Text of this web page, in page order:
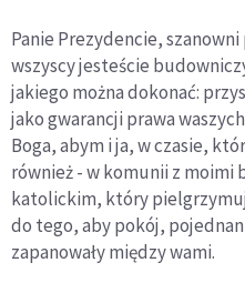
Panie Prezydencie,
wszyscy jesteście
jakiego można dokonać:
jako gwarancji prawa
Boga, abym i ja, w czasie,
również - w komunii z moimi
katolickim, który
do tego, aby pokój,
zapanowały między wami.